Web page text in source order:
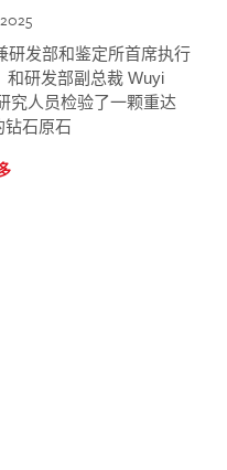
研发部和鉴定所首席执行
和研发部副总裁 Wuyi
究人员检验了一颗重达
钻石原石